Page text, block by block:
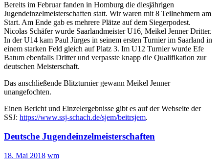
Bereits im Februar fanden in Homburg die diesjährigen
Jugendeinzelmeisterschaften statt. Wir waren mit 8 Teilnehmern am
Start. Am Ende gab es mehrere Plätze auf dem Siegerpodest.
Nicolas Schäfer wurde Saarlandmeister U16, Meikel Jenner Dritter.
In der U14 kam Paul Jürges in seinem ersten Turnier im Saarland in
einem starken Feld gleich auf Platz 3. Im U12 Turnier wurde Efe
Batum ebenfalls Dritter und verpasste knapp die Qualifikation zur
deutschen Meisterschaft.
Das anschließende Blitzturnier gewann Meikel Jenner
unangefochten.
Einen Bericht und Einzelergebnisse gibt es auf der Webseite der
SSJ: https://www.ssj-schach.de/sjem/beitrsjem.
Deutsche Jugendeinzelmeisterschaften
18. Mai 2018 wm